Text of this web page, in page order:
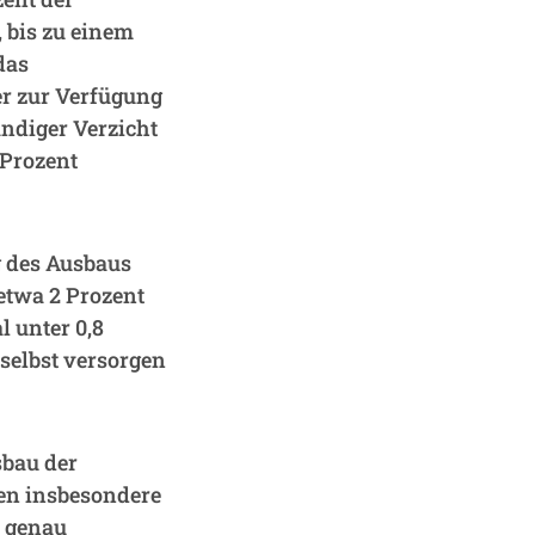
zu einem
zur Verfügung
Verzicht
Ausbaus
2 Prozent
unter 0,8
versorgen
der
insbesondere